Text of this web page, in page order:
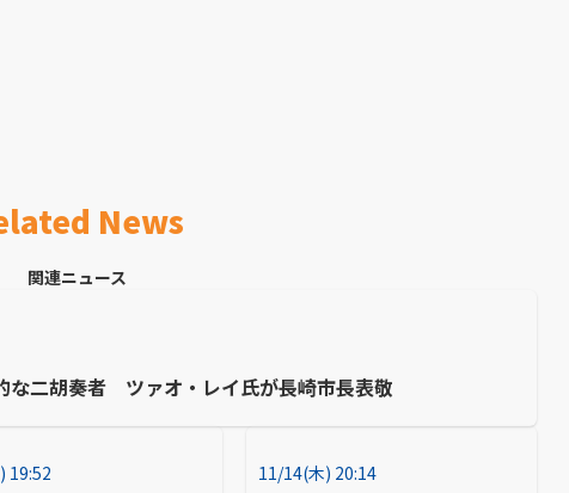
News
関連ニュース
な二胡奏者 ツァオ・レイ氏が長崎市長表敬
19:52 11/14(木) 20:14